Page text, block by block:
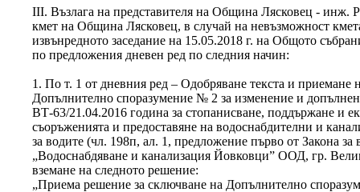
ІІІ. Възлага на представителя на Община Лясковец - инж.
кмет на Община Лясковец, в случай на невъзможност
извънредното заседание на 15.05.2018 г. на Общото
по предложения дневен ред по следния начин:
1. По т. 1 от дневния ред – Одобряване текста и приемане
Допълнително споразумение № 2 за изменение и
ВТ-63/21.04.2016 година за стопанисване, поддържане и
съоръженията и предоставяне на водоснабдителни и
за водите (чл. 198п, ал. 1, предложение първо от Закона
„Водоснабдяване и канализация Йовковци” ООД, гр.
вземане на следното решение:
„Приема решение за сключване на Допълнително